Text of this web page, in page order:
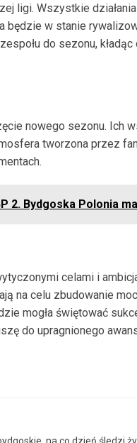
ligi. Wszystkie
będzie w stanie
do sezonu,
nowego sezonu. Ich
tworzona przez
2. Bydgoska Polonia
celami i
na celu zbudowanie
mogła świętować
do upragnionego